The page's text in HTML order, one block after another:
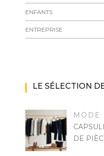
ENFANTS
ENTREPRISE
LE SÉLECTION
MODE
DE